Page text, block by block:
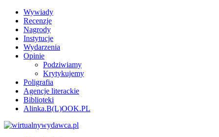
Wywiady
Recenzje
Nagrody
Instytucje
Wydarzenia
Opinie
Podziwiamy
Krytykujemy
Poligrafia
Agencje literackie
Biblioteki
Alinka.B(L)OOK.PL